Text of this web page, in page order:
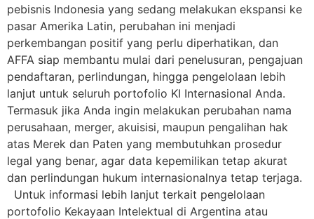
pebisnis Indonesia yang sedang melakukan ekspansi ke
pasar Amerika Latin, perubahan ini menjadi
perkembangan positif yang perlu diperhatikan, dan
AFFA siap membantu mulai dari penelusuran, pengajuan
pendaftaran, perlindungan, hingga pengelolaan lebih
lanjut untuk seluruh portofolio KI Internasional Anda.
Termasuk jika Anda ingin melakukan perubahan nama
perusahaan, merger, akuisisi, maupun pengalihan hak
atas Merek dan Paten yang membutuhkan prosedur
legal yang benar, agar data kepemilikan tetap akurat
dan perlindungan hukum internasionalnya tetap terjaga.
Untuk informasi lebih lanjut terkait pengelolaan
portofolio Kekayaan Intelektual di Argentina atau